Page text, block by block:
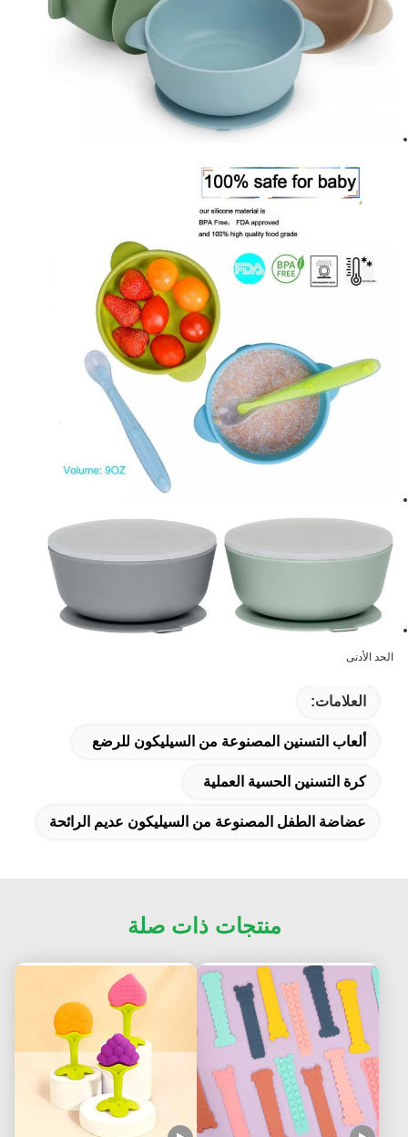
الحد الأدنى
العلامات:
ألعاب التسنين المصنوعة من السيليكون للرضع
كرة التسنين الحسية العملية
عضاضة الطفل المصنوعة من السيليكون عديم الرائحة
منتجات ذات صلة